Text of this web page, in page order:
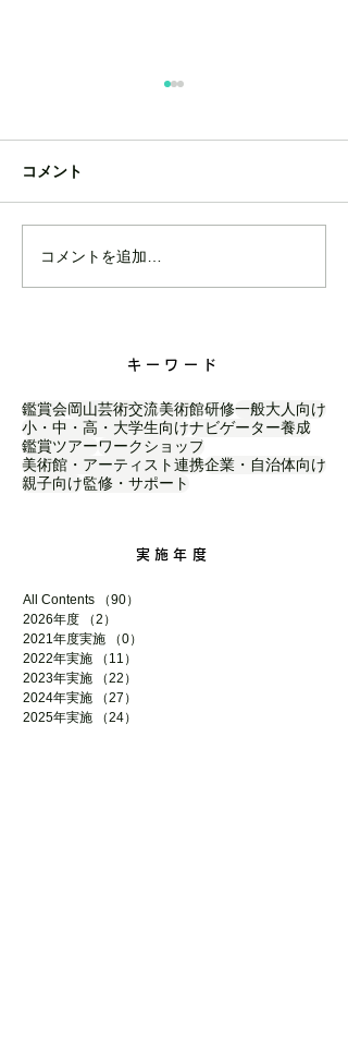
就実学園就実小学校｜学
校出前授業
コメント
コメントを追加…
キーワード
鑑賞会岡山芸術交流美術館研修一般大人向け
小・中・高・大学生向けナビゲーター養成
鑑賞ツアーワークショップ
美術館・アーティスト連携企業・自治体向け
親子向け監修・サポート
実施年度
All Contents （90）
2026年度
（2）
2021年度実施
（0）
2022年実施
（11）
2023年実施
（22）
2024年実施
（27）
2025年実施
（24）